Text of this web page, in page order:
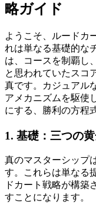
略ガイド
ようこそ、ルードカ
れは単なる基礎的な
は、コースを制覇し
と思われていたスコ
真です。カジュアル
アメカニズムを駆使
にする、勝利の方程
1. 基礎：三つの
真のマスターシップ
す。これらは単なる
ドカート戦略が構築
すことになります。